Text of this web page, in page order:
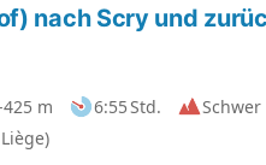
nach Scry und
m 6:55 Std.
Schwer